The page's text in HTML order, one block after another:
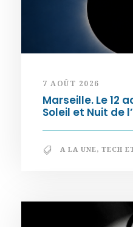
7 AOÛT 2026
Marseille. Le 12
Soleil et Nuit de
A LA UNE, TECH